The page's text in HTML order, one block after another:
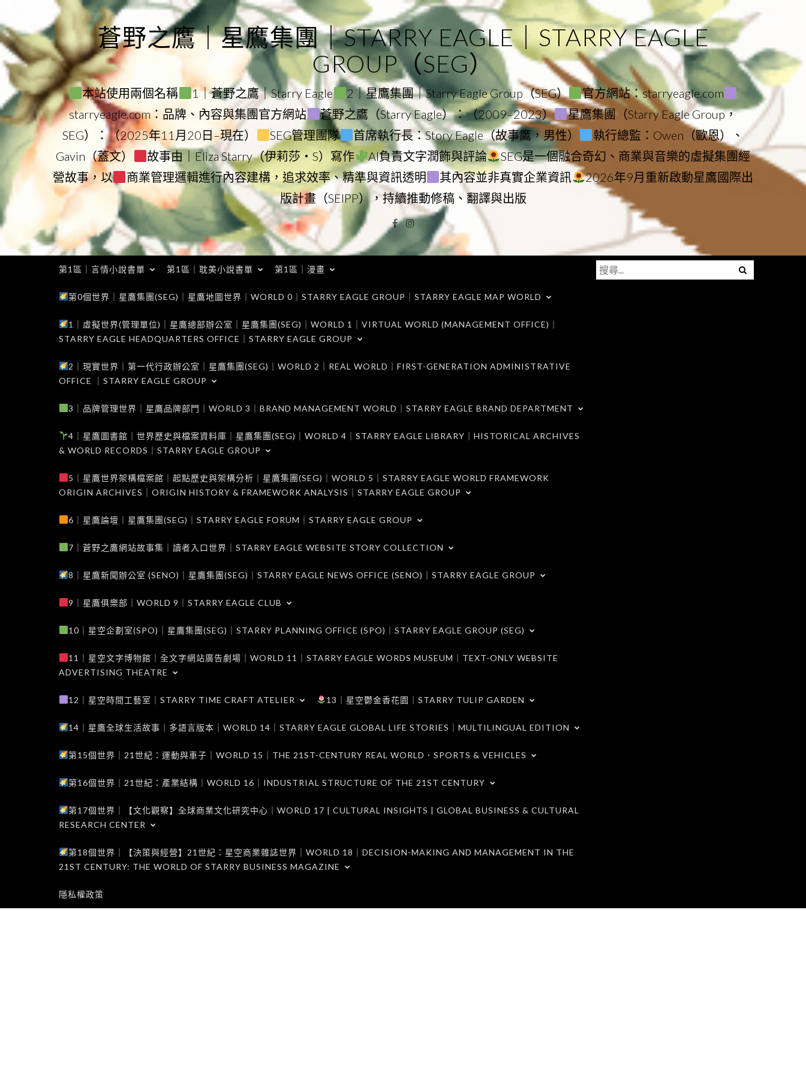
to
content
蒼野之鷹｜星鷹集團｜STARRY EAGLE｜STARRY EAGLE
GROUP（SEG）
本站使用兩個名稱 1｜蒼野之鷹｜Starry Eagle 2｜星鷹集團｜Starry Eagle Group（SEG）
官方網站：starryeagle.com
starryeagle.com：品牌、內容與集團官方網站
蒼野之鷹（Starry Eagle）：（2009–2023）
星鷹集團（Starry Eagle Group，
SEG）：（2025年11月20日–現在）
SEG管理團隊 首席執行長：Story Eagle（故事鷹，男性）
執行總監：Owen（歐恩）、
Gavin（蓋文）
故事由｜Eliza Starry（伊莉莎・S）寫作 AI負責文字潤飾與評論
SEG是一個融合奇幻、商業與音樂的虛擬集團經
營故事，以
商業管理邏輯進行內容建構，追求效率、精準與資訊透明 其內容並非真實企業資訊
2026年9月重新啟動星鷹國際出
版計畫（SEIPP），持續推動修稿、翻譯與出版
Facebook
Instagram
第1區｜言情小說書單 第1區｜耽美小說書單 第1區｜漫畫
第0個世界｜星鷹集團(SEG)｜星鷹地圖世界｜WORLD 0｜STARRY EAGLE GROUP｜STARRY EAGLE MAP WORLD
1｜虛擬世界(管理單位)｜星鷹總部辦公室｜星鷹集團(SEG)｜WORLD 1｜VIRTUAL WORLD (MANAGEMENT OFFICE)｜
STARRY EAGLE HEADQUARTERS OFFICE｜STARRY EAGLE GROUP
2｜現實世界｜第一代行政辦公室｜星鷹集團(SEG)｜WORLD 2｜REAL WORLD｜FIRST-GENERATION ADMINISTRATIVE
OFFICE ｜STARRY EAGLE GROUP
3｜品牌管理世界｜星鷹品牌部門｜WORLD 3｜BRAND MANAGEMENT WORLD｜STARRY EAGLE BRAND DEPARTMENT
4｜星鷹圖書館｜世界歷史與檔案資料庫｜星鷹集團(SEG)｜WORLD 4｜STARRY EAGLE LIBRARY｜HISTORICAL ARCHIVES
& WORLD RECORDS｜STARRY EAGLE GROUP
5｜星鷹世界架構檔案館｜起點歷史與架構分析｜星鷹集團(SEG)｜WORLD 5｜STARRY EAGLE WORLD FRAMEWORK
ORIGIN ARCHIVES｜ORIGIN HISTORY & FRAMEWORK ANALYSIS｜STARRY EAGLE GROUP
6｜星鷹論壇｜星鷹集團(SEG)｜STARRY EAGLE FORUM｜STARRY EAGLE GROUP
7｜蒼野之鷹網站故事集｜讀者入口世界｜STARRY EAGLE WEBSITE STORY COLLECTION
8｜星鷹新聞辦公室 (SENO)｜星鷹集團(SEG)｜STARRY EAGLE NEWS OFFICE (SENO)｜STARRY EAGLE GROUP
9｜星鷹俱樂部｜WORLD 9｜STARRY EAGLE CLUB
10｜星空企劃室(SPO)｜星鷹集團(SEG)｜STARRY PLANNING OFFICE (SPO)｜STARRY EAGLE GROUP (SEG)
11｜星空文字博物館｜全文字網站廣告劇場｜WORLD 11｜STARRY EAGLE WORDS MUSEUM｜TEXT-ONLY WEBSITE
ADVERTISING THEATRE
12｜星空時間工藝室｜STARRY TIME CRAFT ATELIER 13｜星空鬱金香花園｜STARRY TULIP GARDEN
14｜星鷹全球生活故事｜多語言版本｜WORLD 14｜STARRY EAGLE GLOBAL LIFE STORIES｜MULTILINGUAL EDITION
第15個世界｜21世紀：運動與車子｜WORLD 15｜THE 21ST-CENTURY REAL WORLD．SPORTS & VEHICLES
第16個世界｜21世紀：產業結構｜WORLD 16｜INDUSTRIAL STRUCTURE OF THE 21ST CENTURY
第17個世界｜【文化觀察】全球商業文化研究中心｜WORLD 17 | CULTURAL INSIGHTS | GLOBAL BUSINESS & CULTURAL
RESEARCH CENTER
第18個世界｜【決策與經營】21世紀：星空商業雜誌世界｜WORLD 18｜DECISION-MAKING AND MANAGEMENT IN THE
21ST CENTURY: THE WORLD OF STARRY BUSINESS MAGAZINE
隱私權政策
Menu
搜
尋